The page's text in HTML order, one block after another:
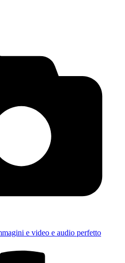
e video e audio perfetto